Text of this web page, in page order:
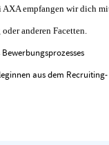
AXA empfangen wir dich
anderen Facetten.
aus dem Recruiting-